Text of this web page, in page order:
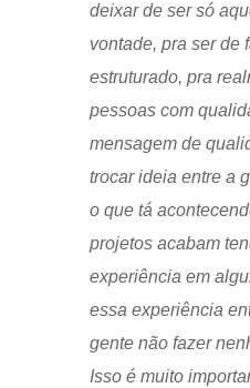
deixar de ser só
vontade, pra ser de
estruturado, pra
pessoas com
mensagem de
trocar ideia entre a
o que tá
projetos acabam
experiência em
essa experiência
gente não fazer
Isso é muito